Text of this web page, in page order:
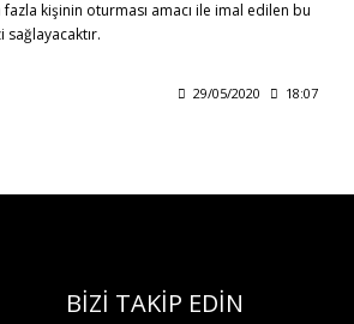
kişinin oturması amacı ile imal edilen bu
29/05/2020 18:07
BİZİ TAKİP EDİN